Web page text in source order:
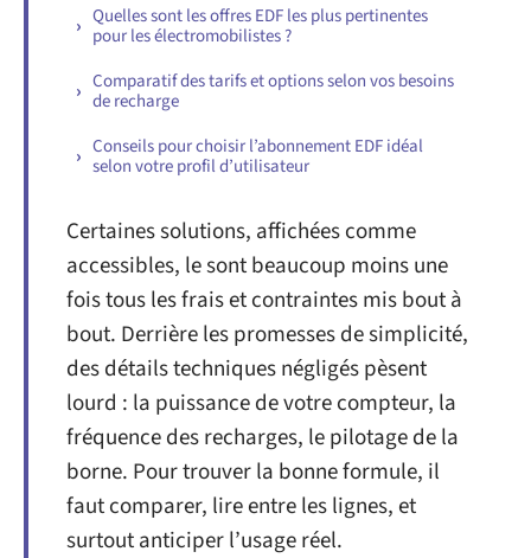
Quelles sont les offres EDF les plus pertinentes
pour les électromobilistes ?
Comparatif des tarifs et options selon vos besoins
de recharge
Conseils pour choisir l’abonnement EDF idéal
selon votre profil d’utilisateur
Certaines solutions, affichées comme
accessibles, le sont beaucoup moins une
fois tous les frais et contraintes mis bout à
bout. Derrière les promesses de simplicité,
des détails techniques négligés pèsent
lourd : la puissance de votre compteur, la
fréquence des recharges, le pilotage de la
borne. Pour trouver la bonne formule, il
faut comparer, lire entre les lignes, et
surtout anticiper l’usage réel.